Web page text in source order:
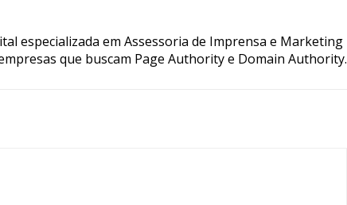
especializada em Assessoria de Imprensa e Marketing
que buscam Page Authority e Domain Authority.